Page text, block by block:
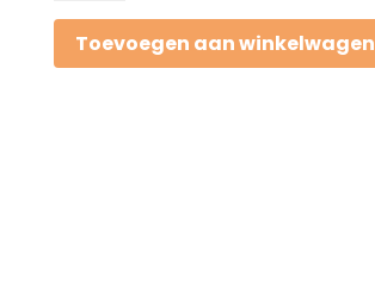
Tweede
jaar-
Toevoegen aan winkelwagen